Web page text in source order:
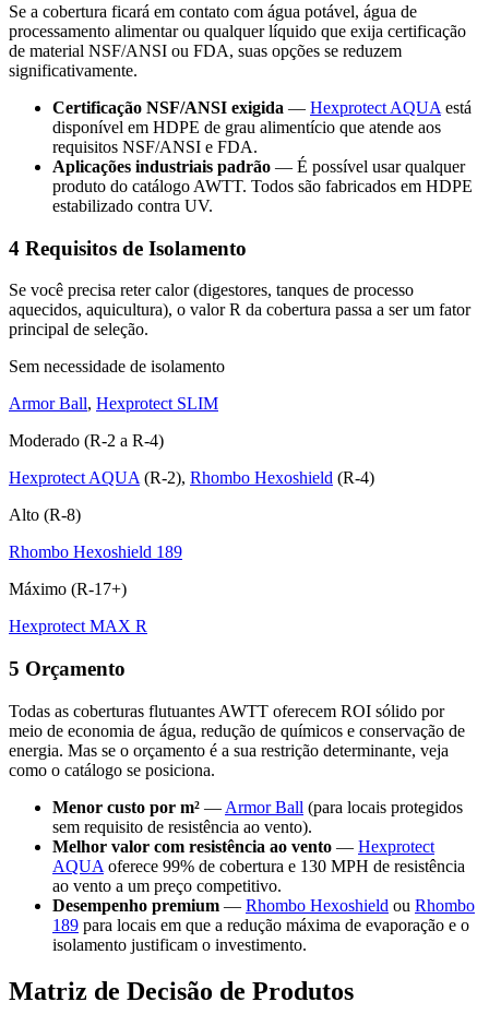
Se a cobertura ficará em contato com água potável, água de
processamento alimentar ou qualquer líquido que exija certificação
de material NSF/ANSI ou FDA, suas opções se reduzem
significativamente.
Certificação NSF/ANSI exigida — Hexprotect AQUA está
disponível em HDPE de grau alimentício que atende aos
requisitos NSF/ANSI e FDA.
Aplicações industriais padrão — É possível usar qualquer
produto do catálogo AWTT. Todos são fabricados em HDPE
estabilizado contra UV.
4 Requisitos de Isolamento
Se você precisa reter calor (digestores, tanques de processo
aquecidos, aquicultura), o valor R da cobertura passa a ser um fator
principal de seleção.
Sem necessidade de isolamento
Armor Ball, Hexprotect SLIM
Moderado (R-2 a R-4)
Hexprotect AQUA (R-2), Rhombo Hexoshield (R-4)
Alto (R-8)
Rhombo Hexoshield 189
Máximo (R-17+)
Hexprotect MAX R
5 Orçamento
Todas as coberturas flutuantes AWTT oferecem ROI sólido por
meio de economia de água, redução de químicos e conservação de
energia. Mas se o orçamento é a sua restrição determinante, veja
como o catálogo se posiciona.
Menor custo por m² — Armor Ball (para locais protegidos
sem requisito de resistência ao vento).
Melhor valor com resistência ao vento — Hexprotect
AQUA oferece 99% de cobertura e 130 MPH de resistência
ao vento a um preço competitivo.
Desempenho premium — Rhombo Hexoshield ou Rhombo
189 para locais em que a redução máxima de evaporação e o
isolamento justificam o investimento.
Matriz de Decisão de Produtos